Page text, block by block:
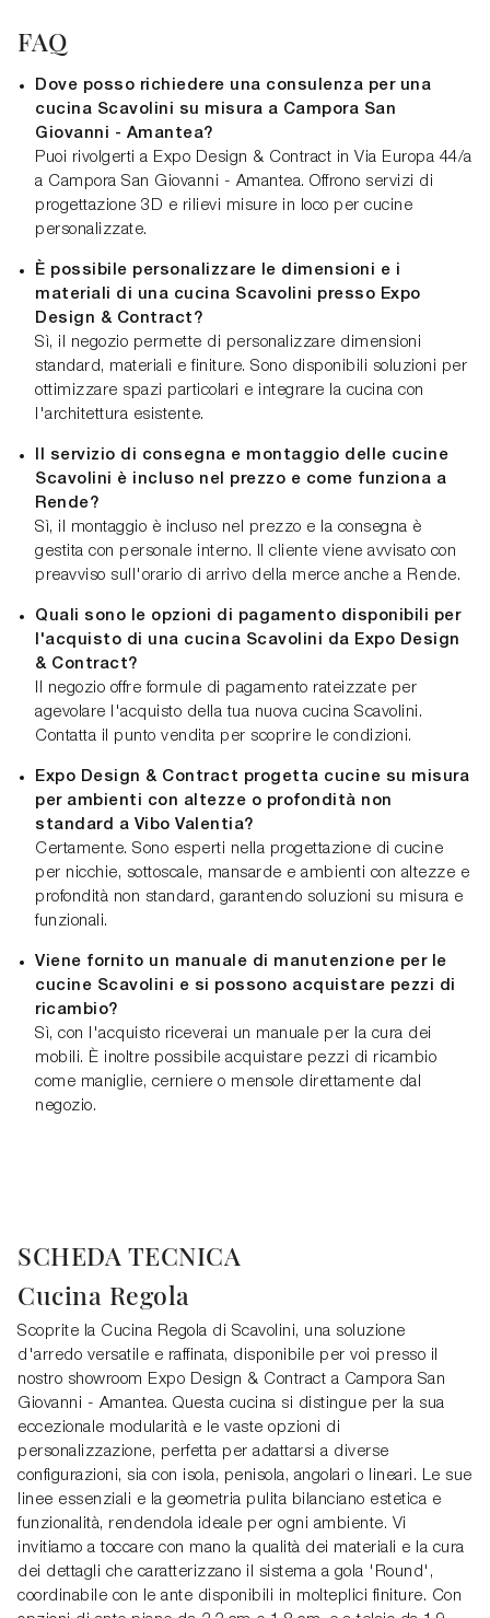
FAQ
Dove posso richiedere una consulenza per una
cucina Scavolini su misura a Campora San
Giovanni - Amantea?
Puoi rivolgerti a Expo Design & Contract in Via Europa 44/a
a Campora San Giovanni - Amantea. Offrono servizi di
progettazione 3D e rilievi misure in loco per cucine
personalizzate.
È possibile personalizzare le dimensioni e i
materiali di una cucina Scavolini presso Expo
Design & Contract?
Sì, il negozio permette di personalizzare dimensioni
standard, materiali e finiture. Sono disponibili soluzioni per
ottimizzare spazi particolari e integrare la cucina con
l'architettura esistente.
Il servizio di consegna e montaggio delle cucine
Scavolini è incluso nel prezzo e come funziona a
Rende?
Sì, il montaggio è incluso nel prezzo e la consegna è
gestita con personale interno. Il cliente viene avvisato con
preavviso sull'orario di arrivo della merce anche a Rende.
Quali sono le opzioni di pagamento disponibili per
l'acquisto di una cucina Scavolini da Expo Design
& Contract?
Il negozio offre formule di pagamento rateizzate per
agevolare l'acquisto della tua nuova cucina Scavolini.
Contatta il punto vendita per scoprire le condizioni.
Expo Design & Contract progetta cucine su misura
per ambienti con altezze o profondità non
standard a Vibo Valentia?
Certamente. Sono esperti nella progettazione di cucine
per nicchie, sottoscale, mansarde e ambienti con altezze e
profondità non standard, garantendo soluzioni su misura e
funzionali.
Viene fornito un manuale di manutenzione per le
cucine Scavolini e si possono acquistare pezzi di
ricambio?
Sì, con l'acquisto riceverai un manuale per la cura dei
mobili. È inoltre possibile acquistare pezzi di ricambio
come maniglie, cerniere o mensole direttamente dal
negozio.
SCHEDA TECNICA
Cucina Regola
Scoprite la Cucina Regola di Scavolini, una soluzione
d'arredo versatile e raffinata, disponibile per voi presso il
nostro showroom Expo Design & Contract a Campora San
Giovanni - Amantea. Questa cucina si distingue per la sua
eccezionale modularità e le vaste opzioni di
personalizzazione, perfetta per adattarsi a diverse
configurazioni, sia con isola, penisola, angolari o lineari. Le sue
linee essenziali e la geometria pulita bilanciano estetica e
funzionalità, rendendola ideale per ogni ambiente. Vi
invitiamo a toccare con mano la qualità dei materiali e la cura
dei dettagli che caratterizzano il sistema a gola 'Round',
coordinabile con le ante disponibili in molteplici finiture. Con